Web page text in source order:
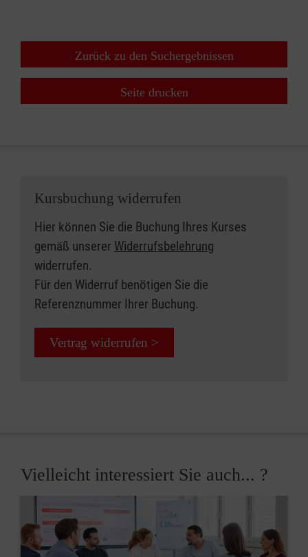
Zurück zu den Suchergebnissen
Seite drucken
Kursbuchung widerrufen
Hier können Sie die Buchung Ihres Kurses
gemäß unserer Widerrufsbelehrung
widerrufen.
Für den Widerruf benötigen Sie die
Referenznummer Ihrer Buchung.
Vertrag widerrufen >
Vielleicht interessiert Sie auch... ?